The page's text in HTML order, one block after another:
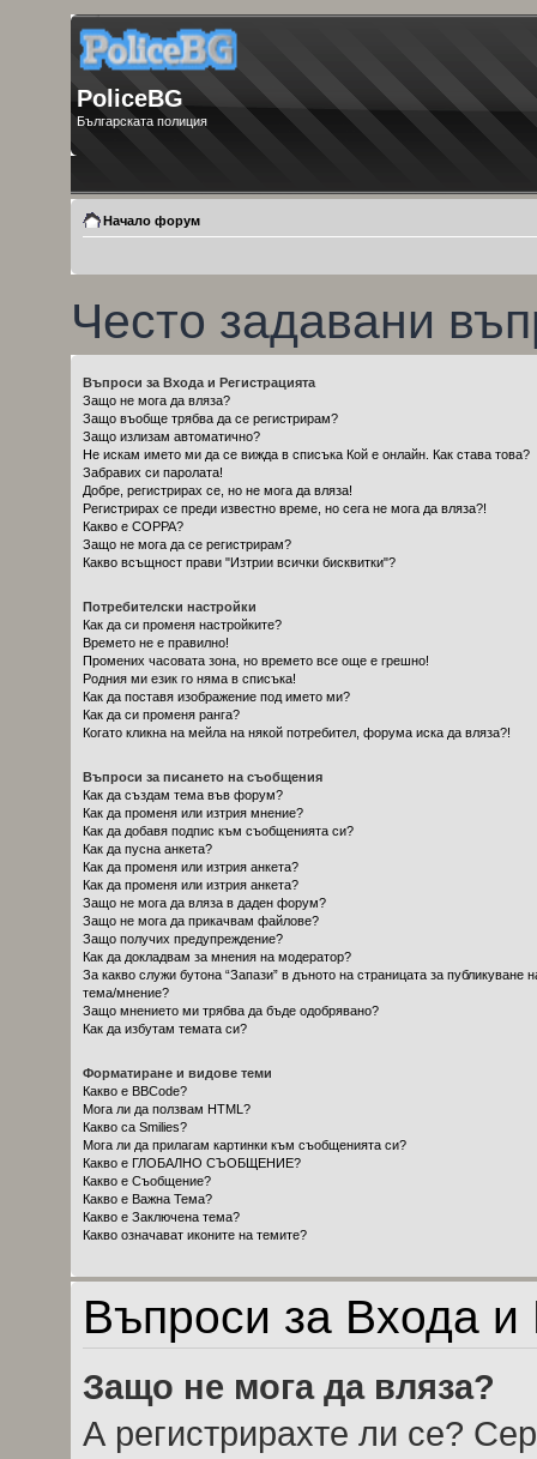
PoliceBG
Българската полиция
Начало форум
Често задавани
Въпроси за Входа и Регистрацията
Защо не мога да вляза?
Защо въобще трябва да се регистрирам?
Защо излизам автоматично?
Не искам името ми да се вижда в списъка Кой е онлайн. Как става това?
Забравих си паролата!
Добре, регистрирах се, но не мога да вляза!
Регистрирах се преди известно време, но сега не мога да вляза?!
Какво е COPPA?
Защо не мога да се регистрирам?
Какво всъщност прави "Изтрии всички бисквитки"?
Потребителски настройки
Как да си променя настройките?
Времето не е правилно!
Промених часовата зона, но времето все още е грешно!
Родния ми език го няма в списъка!
Как да поставя изображение под името ми?
Как да си променя ранга?
Когато кликна на мейла на някой потребител, форума иска да вляза?!
Въпроси за писането на съобщения
Как да създам тема във форум?
Как да променя или изтрия мнение?
Как да добавя подпис към съобщенията си?
Как да пусна анкета?
Как да променя или изтрия анкета?
Как да променя или изтрия анкета?
Защо не мога да вляза в даден форум?
Защо не мога да прикачвам файлове?
Защо получих предупреждение?
Как да докладвам за мнения на модератор?
За какво служи бутона “Запази” в дъното на страницата за публикуване
тема/мнение?
Защо мнението ми трябва да бъде одобрявано?
Как да избутам темата си?
Форматиране и видове теми
Какво е BBCode?
Мога ли да ползвам HTML?
Какво са Smilies?
Мога ли да прилагам картинки към съобщенията си?
Какво е ГЛОБАЛНО СЪОБЩЕНИЕ?
Какво е Съобщение?
Какво е Важна Тема?
Какво е Заключена тема?
Какво означават иконите на темите?
Въпроси за Входа и
Защо не мога да вляза?
А регистрирахте ли се?